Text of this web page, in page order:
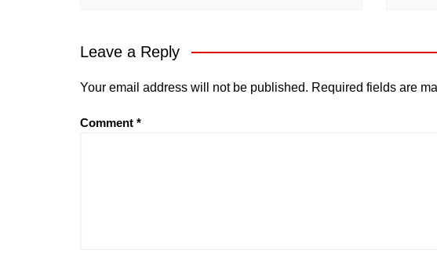
Leave a Reply
Your email address will not be published. Required fields are
Comment *